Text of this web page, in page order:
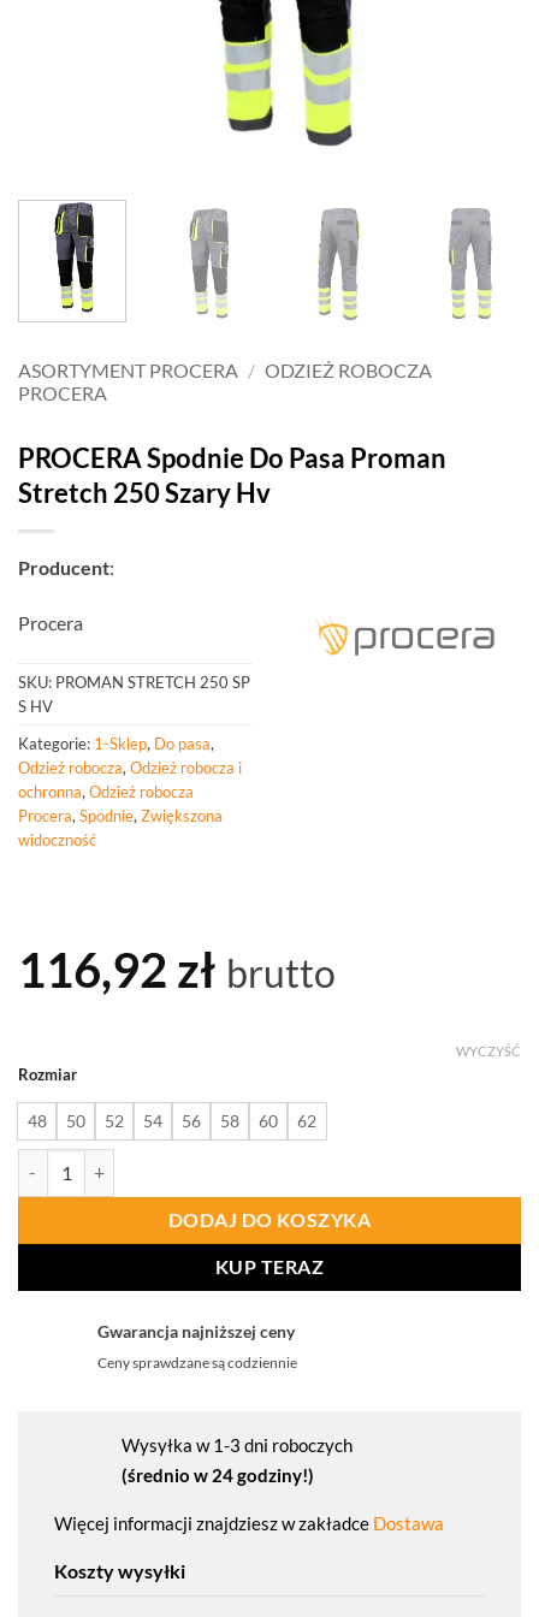
ASORTYMENT PROCERA / ODZIEŻ ROBOCZA
PROCERA
PROCERA Spodnie Do Pasa Proman
Stretch 250 Szary Hv
Producent:
Procera
SKU: PROMAN STRETCH 250 SP
S HV
Kategorie: 1-Sklep, Do pasa,
Odzież robocza, Odzież robocza i
ochronna, Odzież robocza
Procera, Spodnie, Zwiększona
widoczność
116,92 zł brutto
Rozmiar
48 50 52 54 56 58 60 62
WYCZYŚĆ
DODAJ DO KOSZYKA
KUP TERAZ
Gwarancja najniższej ceny
Ceny sprawdzane są codziennie
Wysyłka w 1-3 dni roboczych
(średnio w 24 godziny!)
Więcej informacji znajdziesz w zakładce Dostawa
Koszty wysyłki